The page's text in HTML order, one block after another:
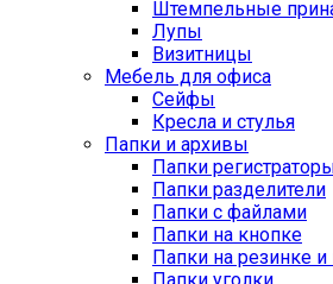
Штемпельные
Лупы
Визитницы
Мебель для офиса
Сейфы
Кресла и стулья
Папки и архивы
Папки
Папки разделители
Папки с файлами
Папки на кнопке
Папки на резинке